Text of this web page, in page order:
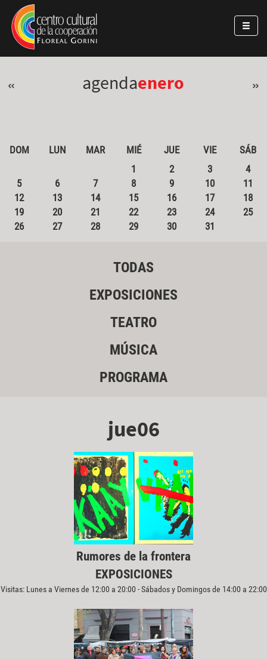
Pasar al contenido principal
Jump to main content
« agendaenero »
DOM LUN MAR MIÉ JUE VIE
SÁB
1
2 3
4
5
6 7 8 9 10
11
12
13 14 15 16 17
18
19
20 21 22 23 24
25
26
27 28 29 30 31
TODAS
EXPOSICIONES
TEATRO
MÚSICA
PROGRAMA
jue06
Rumores de la frontera
EXPOSICIONES
Visitas: Lunes a Viernes de 12:00 a 20:00 - Sábados y Domingos de 14:00 a 22:00